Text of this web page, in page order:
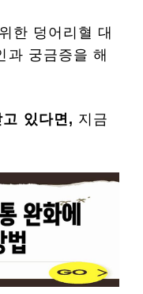
한 덩어리혈 대
과 궁금증을 해
있다면, 지금